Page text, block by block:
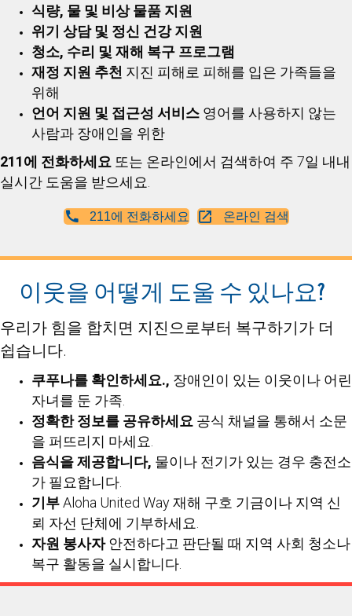
식량, 물 및 비상 물품 지원
위기 상담 및 정신 건강 지원
청소, 수리 및 재해 복구 프로그램
재정 지원 추천 지진 피해로 피해를 입은 가족들을
위해
언어 지원 및 접근성 서비스 영어를 사용하지 않는
사람과 장애인을 위한
211에 전화하세요 또는 온라인에서 검색하여 주 7일 내내
실시간 도움을 받으세요.
211에 전화하세요 온라인 검색
이웃을 어떻게 도울 수 있나요?
우리가 힘을 합치면 지진으로부터 복구하기가 더
쉽습니다.
쿠푸나를 확인하세요., 장애인이 있는 이웃이나 어린
자녀를 둔 가족.
정확한 정보를 공유하세요 공식 채널을 통해서 소문
을 퍼뜨리지 마세요.
음식을 제공합니다, 물이나 전기가 있는 경우 충전소
가 필요합니다.
기부Aloha United Way 재해 구호 기금이나 지역 신
뢰 자선 단체에 기부하세요.
자원 봉사자안전하다고 판단될 때 지역 사회 청소나
복구 활동을 실시합니다.